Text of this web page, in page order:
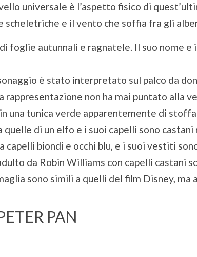
universale è l’aspetto fisico di
e il vento che soffia fra gli
autunnali e ragnatele. Il suo nome e
è stato interpretato sul palco da
non ha mai puntato alla
una tunica verde apparentemente di
di un elfo e i suoi capelli sono
capelli biondi e occhi blu, e i suoi vestiti
da Robin Williams con capelli castani
sono simili a quelli del film Disney, ma
PAN